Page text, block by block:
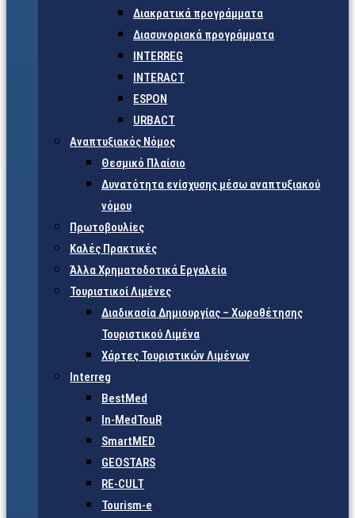
Διακρατικά προγράμματα
Διασυνοριακά προγράμματα
INTERREG
INTERACT
ESPON
URBACT
Αναπτυξιακός Νόμος
Θεσμικό Πλαίσιο
Δυνατότητα ενίσχυσης μέσω αναπτυξιακού
νόμου
Πρωτοβουλίες
Καλές Πρακτικές
Άλλα Χρηματοδοτικά Εργαλεία
Τουριστικοί Λιμένες
Διαδικασία Δημιουργίας – Χωροθέτησης
Τουριστικού Λιμένα
Χάρτες Τουριστικών Λιμένων
Interreg
BestMed
In-MedTouR
SmartMED
GEOSTARS
RE-CULT
Tourism-e